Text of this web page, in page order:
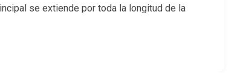
se extiende por toda la longitud de la
cabeza del trípode durante el transporte. •
a mano.